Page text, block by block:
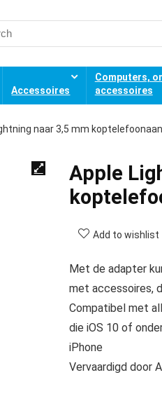
Accessoires
Computers,
accessoires
naar 3,5 mm
Apple
Add to wishlist
Met de adapter
met accessoires,
Compatibel met
die iOS 10 of
iPhone
Vervaardigd door